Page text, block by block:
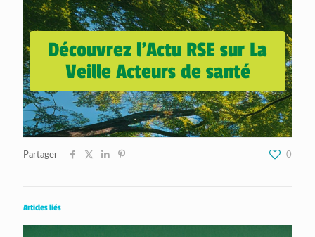
Découvrez l’Actu RSE sur La
Veille Acteurs de santé
Partager 0
Articles liés